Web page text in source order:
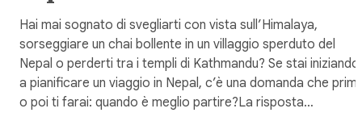
Hai mai sognato di svegliarti con vista sull’Himalaya,
sorseggiare un chai bollente in un villaggio sperduto del
Nepal o perderti tra i templi di Kathmandu? Se stai iniziando
a pianificare un viaggio in Nepal, c’è una domanda che
o poi ti farai: quando è meglio partire?La risposta…